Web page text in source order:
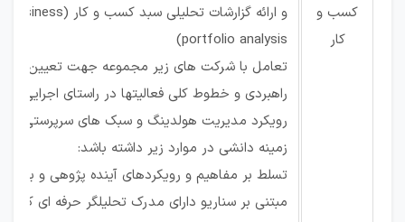
کسب و
کار
و ارائه گزارشات تحلیلی سبد کسب و کار (business
portfolio analysis)
تعامل با شرکت های زیر مجموعه جهت تعیین
راهبردی و خطوط کلی فعالیتها در راستای اجرایی
رویکرد مدیریت هولدینگ و سبک های سرپرستی
زمینه دانشی در موارد زیر داشته باشد:
تسلط بر مفاهیم و رویکردهای آینده پژوهی و
مبتنی بر سناریو دارای مدرک تحلیلگر حرفه ای کسب